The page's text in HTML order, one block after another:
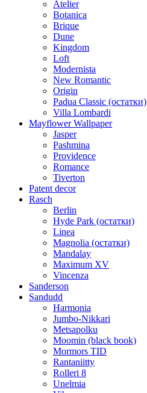
Atelier
Botanica
Brique
Dune
Kingdom
Loft
Modernista
New Romantic
Origin
Padua Classic (остатки)
Villa Lombardi
Mayflower Wallpaper
Jasper
Pashmina
Providence
Romance
Tiverton
Patent decor
Rasch
Berlin
Hyde Park (остатки)
Linea
Magnolia (остатки)
Mandalay
Maximum XV
Vincenza
Sanderson
Sandudd
Harmonia
Jumbo-Nikkari
Metsapolku
Moomin (black book)
Mormors TID
Rantaniitty
Rolleri 8
Unelmia